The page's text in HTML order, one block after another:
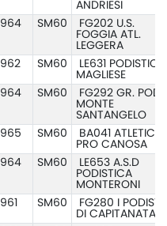
ANDRIESI
1964 SM60
FG202 U.S.
FOGGIA ATL.
LEGGERA
1962 SM60
LE631 PODISTICA
MAGLIESE
1964 SM60
FG292 GR. POD.
MONTE
SANTANGELO
1965 SM60
BA041 ATLETICA
PRO CANOSA
1964 SM60
LE653 A.S.D
PODISTICA
MONTERONI
1961 SM60
FG280 I PODISTI
DI CAPITANATA